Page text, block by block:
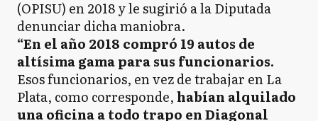
(OPISU) en 2018 y le sugirió a la Diputada
denunciar dicha maniobra.
“En el año 2018 compró 19 autos de
altísima gama para sus funcionarios.
Esos funcionarios, en vez de trabajar en La
Plata, como corresponde, habían alquilado
una oficina a todo trapo en Diagonal